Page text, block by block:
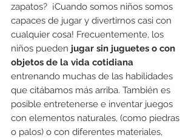
zapatos?  ¡Cuando somos niños somos
capaces de jugar y divertirnos casi con
cualquier cosa! Frecuentemente, los
niños pueden jugar sin juguetes o con
objetos de la vida cotidiana
entrenando muchas de las habilidades
que citábamos más arriba. También es
posible entretenerse e inventar juegos
con elementos naturales, (como piedras
o palos) o con diferentes materiales,